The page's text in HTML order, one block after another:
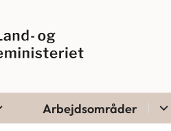
Arbejdsområder